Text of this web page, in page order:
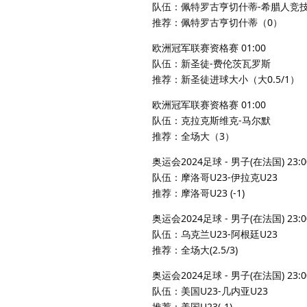
队伍：佩特罗古亨切什蒂-希腊人竞
推荐：佩特罗古亨切什蒂（0）
欧洲冠军联赛资格赛 01:00
队伍：新圣徒-费伦茨瓦罗斯
推荐：新圣徒进球大小（大0.5/1）
欧洲冠军联赛资格赛 01:00
队伍：克拉克斯维克-马尔默
推荐：全场大（3）
奥运会2024足球 - 男子(在法国)
队伍：摩洛哥U23-伊拉克U23
推荐：摩洛哥U23 (-1)
奥运会2024足球 - 男子(在法国)
队伍：乌克兰U23-阿根廷U23
推荐：全场大(2.5/3)
奥运会2024足球 - 男子(在法国)
队伍：美国U23-几内亚U23